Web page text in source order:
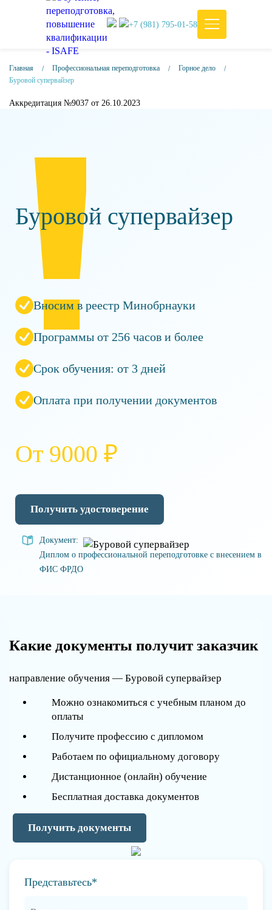
+7 (981) 795-01-58
Главная Профессиональная переподготовка
Горное дело
Буровой супервайзер
Аккредитация №9037 от 26.10.2023
Буровой супервайзер
Вносим в реестр Минобрнауки
Программы от 256 часов и более
Срок обучения: от 3 дней
Оплата при получении документов
От 9000 ₽
Получить удостоверение
Документ:
Диплом о профессиональной переподготовке с внесением в
ФИС ФРДО
Какие документы получит заказчик
направление обучения — Буровой супервайзер
Можно ознакомиться с учебным планом до
оплаты
Получите профессию с дипломом
Работаем по официальному договору
Дистанционное (онлайн) обучение
Бесплатная доставка документов
Получить документы
Представьтесь*